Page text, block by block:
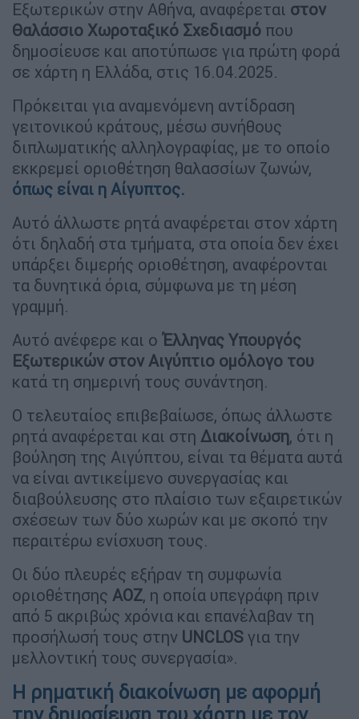
Εξωτερικών στην Αθήνα, αναφέρεται στον
Θαλάσσιο Χωροταξικό Σχεδιασμό που
δημοσίευσε και αποτύπωσε για πρώτη φορά
σε χάρτη η Ελλάδα, στις 16.04.2025.
Πρόκειται για αναμενόμενη αντίδραση
γειτονικού κράτους, μέσω συνήθους
διπλωματικής αλληλογραφίας, με το οποίο
εκκρεμεί οριοθέτηση θαλασσίων ζωνών,
όπως είναι η Αίγυπτος.
Αυτό άλλωστε ρητά αναφέρεται στον χάρτη
ότι δηλαδή στα τμήματα, στα οποία δεν έχει
υπάρξει διμερής οριοθέτηση, αναφέρονται
τα δυνητικά όρια, σύμφωνα με τη μέση
γραμμή.
Αυτό ανέφερε και ο Έλληνας Υπουργός
Εξωτερικών στον Αιγύπτιο ομόλογο του
κατά τη σημερινή τους συνάντηση.
Ο τελευταίος επιβεβαίωσε, όπως άλλωστε
ρητά αναφέρεται και στη Διακοίνωση, ότι η
βούληση της Αιγύπτου, είναι τα θέματα αυτά
να είναι αντικείμενο συνεργασίας και
διαβούλευσης στο πλαίσιο των εξαιρετικών
σχέσεων των δύο χωρών και με σκοπό την
περαιτέρω ενίσχυση τους.
Οι δύο πλευρές εξήραν τη συμφωνία
οριοθέτησης ΑΟΖ, η οποία υπεγράφη πριν
από 5 ακριβώς χρόνια και επανέλαβαν τη
προσήλωσή τους στην UNCLOS για την
μελλοντική τους συνεργασία».
Η ρηματική διακοίνωση με αφορμή